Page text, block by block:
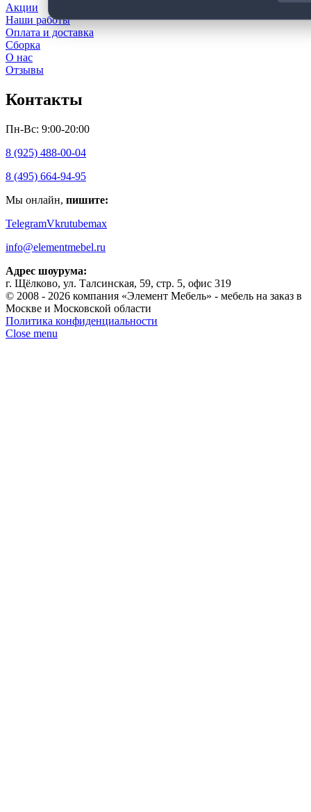
Акции
Наши работы
Оплата и доставка
Сборка
О нас
Отзывы
Контакты
Пн-Вс: 9:00-20:00
8 (925) 488-00-04
8 (495) 664-94-95
Мы онлайн, пишите:
TelegramVkrutubemax
info@elementmebel.ru
Адрес шоурума:
г. Щёлково, ул. Талсинская, 59, стр. 5, офис 319
© 2008 - 2026 компания «Элемент Мебель» - мебель на заказ в
Москве и Московской области
Политика конфиденциальности
Close menu